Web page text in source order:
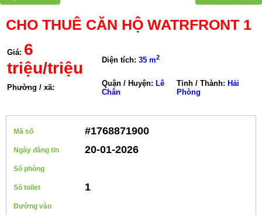
CHO THUÊ CĂN HỘ WATRFRONT 1
Giá: 6
triệu/triệu
Diện tích: 35 m2
Phường / xã: Quận / Huyện: Lê
Chân
Tỉnh / Thành: Hải
Phòng
Mã số #1768871900
Ngày đăng tin 20-01-2026
Số phòng
Số toilet 1
Đường vào